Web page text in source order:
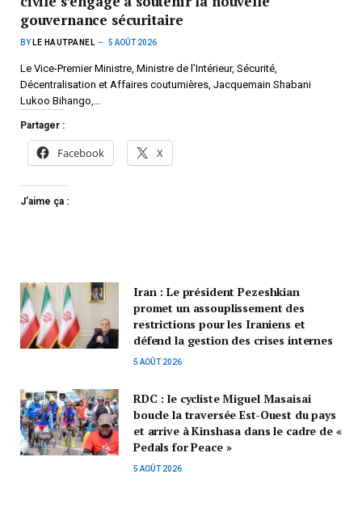
gouvernance sécuritaire
BY LE HAUTPANEL 5 AOÛT 2026
Le Vice-Premier Ministre, Ministre de l’Intérieur, Sécurité,
Décentralisation et Affaires coutumières, Jacquemain Shabani
Lukoo Bihango,…
Partager :
Facebook X
J’aime ça :
Iran : Le président Pezeshkian
promet un assouplissement des
restrictions pour les Iraniens et
défend la gestion des crises internes
5 AOÛT 2026
RDC : le cycliste Miguel Masaisai
boucle la traversée Est-Ouest du pays
et arrive à Kinshasa dans le cadre de «
Pedals for Peace »
5 AOÛT 2026